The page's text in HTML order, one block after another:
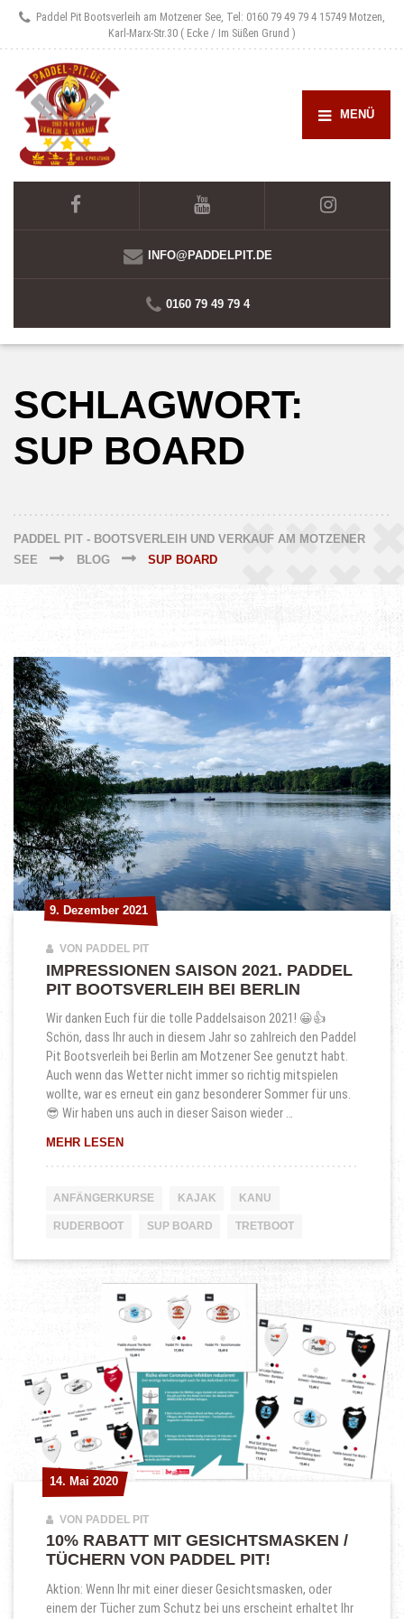
Paddel Pit Bootsverleih am Motzener See, Tel: 0160 79 49 79 4 15749 Motzen,
Karl-Marx-Str.30 ( Ecke / Im Süßen Grund )
MENÜ
INFO@PADDELPIT.DE
0160 79 49 79 4
SCHLAGWORT:
SUP BOARD
PADDEL PIT - BOOTSVERLEIH UND VERKAUF AM MOTZENER
SEE
BLOG SUP BOARD
9. Dezember 2021
9. Dezember 2021
VON PADDEL PIT
IMPRESSIONEN SAISON 2021. PADDEL
PIT BOOTSVERLEIH BEI BERLIN
Wir danken Euch für die tolle Paddelsaison 2021! 😀👍
Schön, dass Ihr auch in diesem Jahr so zahlreich den Paddel
Pit Bootsverleih bei Berlin am Motzener See genutzt habt.
Auch wenn das Wetter nicht immer so richtig mitspielen
wollte, war es erneut ein ganz besonderer Sommer für uns.
😎 Wir haben uns auch in dieser Saison wieder …
MEHR LESENIMPRESSIONEN SAISON 2021. PADDEL PIT
ANFÄNGERKURSE KAJAK KANU
RUDERBOOT SUP BOARD TRETBOOT
14. Mai 2020
14. Mai 2020
VON PADDEL PIT
10% RABATT MIT GESICHTSMASKEN /
TÜCHERN VON PADDEL PIT!
Aktion: Wenn Ihr mit einer dieser Gesichtsmasken, oder
einem der Tücher zum Schutz bei uns erscheint erhaltet Ihr